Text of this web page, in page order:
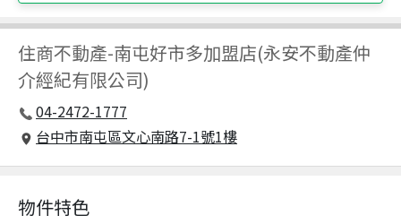
住商不動產-南屯好市多加盟店(永安不動產仲
介經紀有限公司)
04-2472-1777
台中市南屯區文心南路7-1號1樓
物件特色